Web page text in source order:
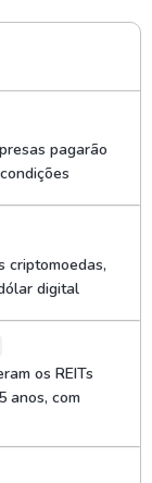
pagarão
criptomoedas,
digital
os REITs
anos, com